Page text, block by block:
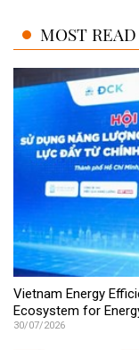
MOST READ
Vietnam Energy
Ecosystem for
30/07/2026